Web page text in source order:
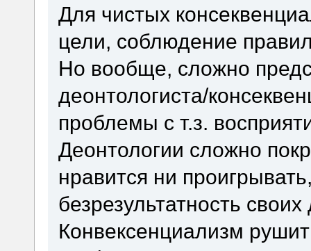
Для чистых
цели, соблюдение
Но вообще, сложно
деонтологиста/
проблемы с т.з.
Деонтологии сложно
нравится ни
безрезультатность
Конвексенциализм